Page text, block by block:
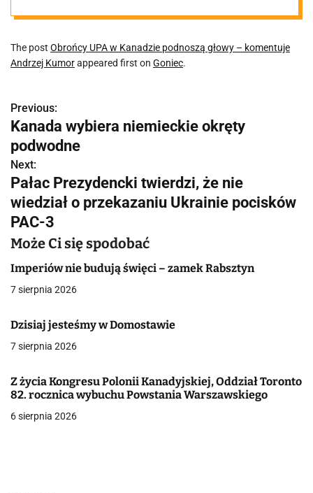
komentuje
Andrzej Kumor
The post Obrońcy UPA w Kanadzie podnoszą głowy – komentuje
Andrzej Kumorappeared first on Goniec.
N
a
w
i
g
a
c
j
a
w
p
i
Previous:
Kanada wybiera niemieckie okręty
podwodne
Next:
Pałac Prezydencki twierdzi, że nie
wiedział o przekazaniu Ukrainie pocisków
PAC-3
Może Ci się spodobać
Imperiów nie budują święci – zamek Rabsztyn
7 sierpnia 2026
Dzisiaj jesteśmy w Domostawie
7 sierpnia 2026
Z życia Kongresu Polonii Kanadyjskiej, Oddział Toronto
82. rocznica wybuchu Powstania Warszawskiego
6 sierpnia 2026